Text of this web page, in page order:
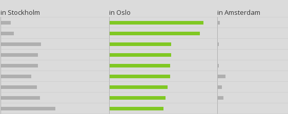
in Stockholm in Oslo in Amsterdam